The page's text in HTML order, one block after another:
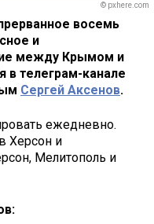
© pxhere.com
восемь
и
между Крымом и
в телеграм-канале
Сергей Аксенов.
ежедневно.
Херсон и
Мелитополь и